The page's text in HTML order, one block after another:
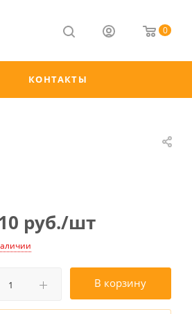
0
КОНТАКТЫ
руб./шт
В корзину